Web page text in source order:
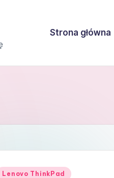
Strona główna
Lenovo ThinkPad